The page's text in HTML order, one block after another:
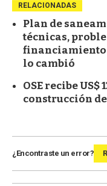
RELACIONADAS
Plan de
técnicas,
lo cambió
OSE recibe
construcción
¿Encontraste un error?